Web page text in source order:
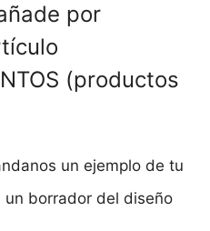
por
(productos
un ejemplo de tu
borrador del diseño